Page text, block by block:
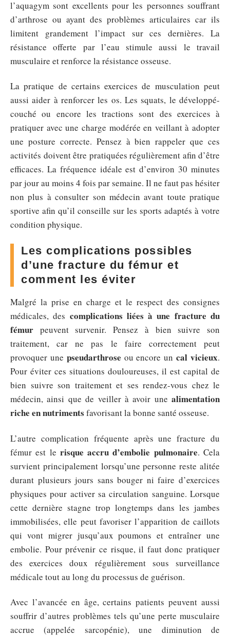
l’aquagym sont excellents pour les personnes souffrant
d’arthrose ou ayant des problèmes articulaires car ils
limitent grandement l’impact sur ces dernières. La
résistance offerte par l’eau stimule aussi le travail
musculaire et renforce la résistance osseuse.
La pratique de certains exercices de musculation peut
aussi aider à renforcer les os. Les squats, le développé-
couché ou encore les tractions sont des exercices à
pratiquer avec une charge modérée en veillant à adopter
une posture correcte. Pensez à bien rappeler que ces
activités doivent être pratiquées régulièrement afin d’être
efficaces. La fréquence idéale est d’environ 30 minutes
par jour au moins 4 fois par semaine. Il ne faut pas hésiter
non plus à consulter son médecin avant toute pratique
sportive afin qu’il conseille sur les sports adaptés à votre
condition physique.
Les complications possibles
d’une fracture du fémur et
comment les éviter
Malgré la prise en charge et le respect des consignes
médicales, des complications liées à une fracture du
fémur peuvent survenir. Pensez à bien suivre son
traitement, car ne pas le faire correctement peut
provoquer une pseudarthrose ou encore uncal vicieux.
Pour éviter ces situations douloureuses, il est capital de
bien suivre son traitement et ses rendez-vous chez le
médecin, ainsi que de veiller à avoir une alimentation
riche en nutriments favorisant la bonne santé osseuse.
L’autre complication fréquente après une fracture du
fémur est le risque accru d’embolie pulmonaire. Cela
survient principalement lorsqu’une personne reste alitée
durant plusieurs jours sans bouger ni faire d’exercices
physiques pour activer sa circulation sanguine. Lorsque
cette dernière stagne trop longtemps dans les jambes
immobilisées, elle peut favoriser l’apparition de caillots
qui vont migrer jusqu’aux poumons et entraîner une
embolie. Pour prévenir ce risque, il faut donc pratiquer
des exercices doux régulièrement sous surveillance
médicale tout au long du processus de guérison.
Avec l’avancée en âge, certains patients peuvent aussi
souffrir d’autres problèmes tels qu’une perte musculaire
accrue (appelée sarcopénie), une diminution de